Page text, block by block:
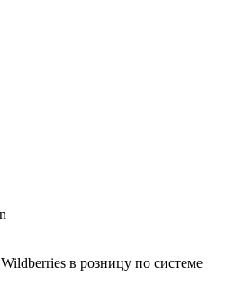
в розницу по системе